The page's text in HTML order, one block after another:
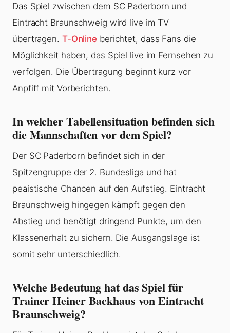
Das Spiel zwischen dem SC Paderborn und
Eintracht Braunschweig wird live im TV
übertragen. T-Online berichtet, dass Fans die
Möglichkeit haben, das Spiel live im Fernsehen zu
verfolgen. Die Übertragung beginnt kurz vor
Anpfiff mit Vorberichten.
In welcher Tabellensituation befinden sich
die Mannschaften vor dem Spiel?
Der SC Paderborn befindet sich in der
Spitzengruppe der 2. Bundesliga und hat
реаistische Chancen auf den Aufstieg. Eintracht
Braunschweig hingegen kämpft gegen den
Abstieg und benötigt dringend Punkte, um den
Klassenerhalt zu sichern. Die Ausgangslage ist
somit sehr unterschiedlich.
Welche Bedeutung hat das Spiel für
Trainer Heiner Backhaus von Eintracht
Braunschweig?